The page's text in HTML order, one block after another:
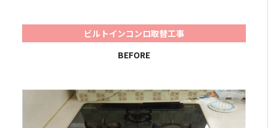
ビルトインコンロ取替工事